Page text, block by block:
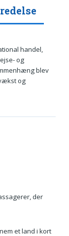
handel,
og
blev
og
der
et land i kort